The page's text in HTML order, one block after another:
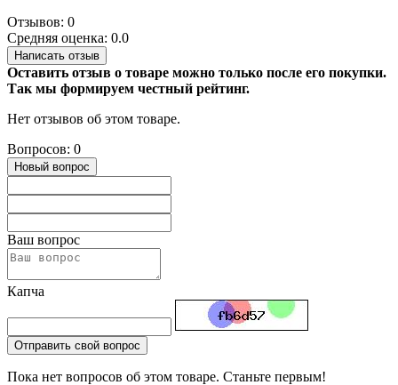
Отзывов: 0
Средняя оценка: 0.0
Написать отзыв
Оставить отзыв о товаре можно только после его покупки.
Так мы формируем честный рейтинг.
Нет отзывов об этом товаре.
Вопросов: 0
Новый вопрос
Ваш вопрос
Капча
Отправить свой вопрос
Пока нет вопросов об этом товаре. Станьте первым!